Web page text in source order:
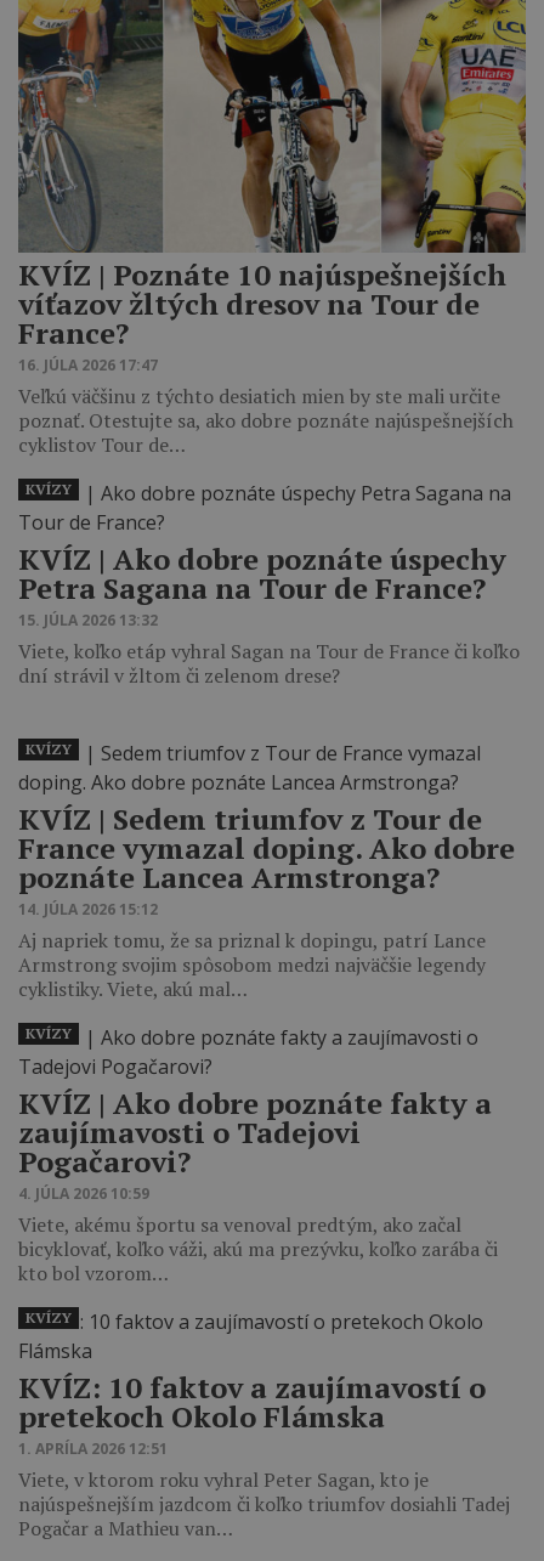
KVÍZ | Poznáte 10 najúspešnejších
víťazov žltých dresov na Tour de
France?
16. JÚLA 2026 17:47
Veľkú väčšinu z týchto desiatich mien by ste mali určite
poznať. Otestujte sa, ako dobre poznáte najúspešnejších
cyklistov Tour de…
KVÍZ | Ako dobre poznáte úspechy
Petra Sagana na Tour de France?
15. JÚLA 2026 13:32
Viete, koľko etáp vyhral Sagan na Tour de France či koľko
dní strávil v žltom či zelenom drese?
KVÍZY
KVÍZ ‎| Sedem triumfov z Tour de
France vymazal doping. Ako dobre
poznáte Lancea Armstronga?
14. JÚLA 2026 15:12
Aj napriek tomu, že sa priznal k dopingu, patrí Lance
Armstrong svojim spôsobom medzi najväčšie legendy
cyklistiky. Viete, akú mal…
KVÍZY
KVÍZ ‎| Ako dobre poznáte fakty a
zaujímavosti o Tadejovi
Pogačarovi?
4. JÚLA 2026 10:59
Viete, akému športu sa venoval predtým, ako začal
bicyklovať, koľko váži, akú ma prezývku, koľko zarába či
kto bol vzorom…
KVÍZY
KVÍZ: 10 faktov a zaujímavostí o
pretekoch Okolo Flámska
1. APRÍLA 2026 12:51
Viete, v ktorom roku vyhral Peter Sagan, kto je
najúspešnejším jazdcom či koľko triumfov dosiahli Tadej
Pogačar a Mathieu van…
KVÍZY